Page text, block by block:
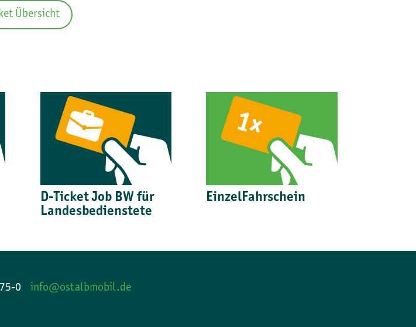
Übersicht
D-Ticket Job BW für
Landesbedienstete
EinzelFahrschein
0info@ostalbmobil.de